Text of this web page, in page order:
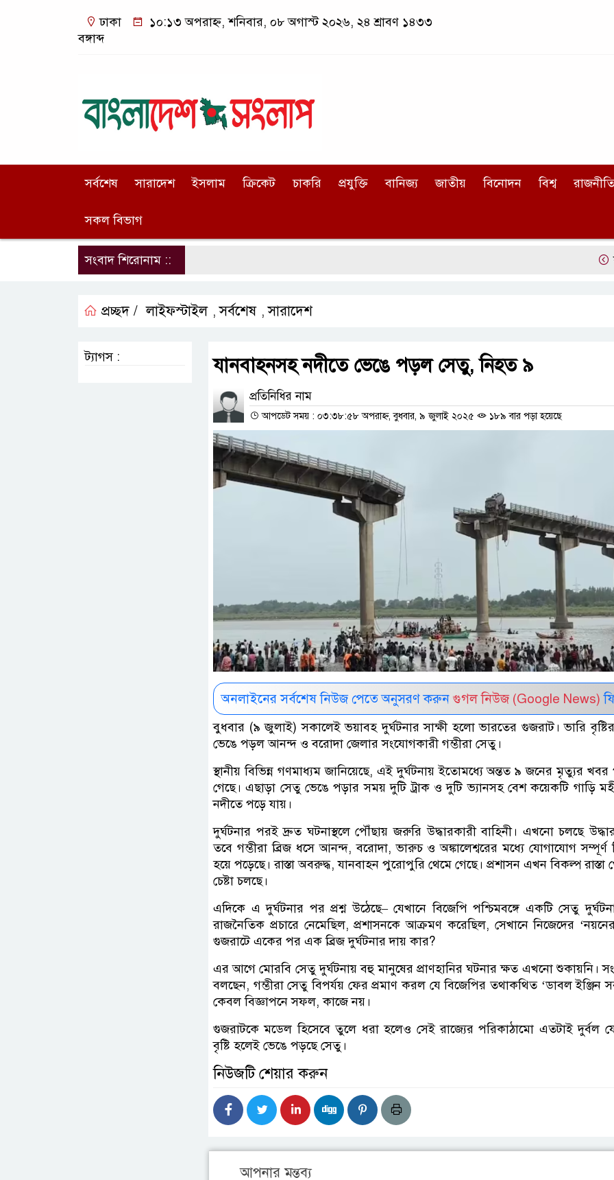
ঢাকা
১০:১৩ অপরাহ্ন, শনিবার, ০৮ অগাস্ট ২০২৬, ২৪ শ্রাবণ ১৪৩৩
বঙ্গাব্দ
সর্বশেষ সারাদেশ ইসলাম ক্রিকেট চাকরি প্রযুক্তি বানিজ্য জাতীয় বিনোদন বিশ্ব রাজনীতি
সকল বিভাগ
সংবাদ শিরোনাম ::
প্রচ্ছদ / লাইফস্টাইল ,সর্বশেষ ,সারাদেশ
যানবাহনসহ নদীতে ভেঙে পড়ল সেতু, নিহত ৯
প্রতিনিধির নাম
আপডেট সময় : ০৩:৩৮:৫৮ অপরাহ্ন, বুধবার, ৯ জুলাই ২০২৫ ১৮৯ বার পড়া হয়েছে
অনলাইনের সর্বশেষ নিউজ পেতে অনুসরণ করুন গুগল নিউজ (Google News)
বুধবার (৯ জুলাই) সকালেই ভয়াবহ দুর্ঘটনার সাক্ষী হলো ভারতের গুজরাট। ভারি
ভেঙে পড়ল আনন্দ ও বরোদা জেলার সংযোগকারী গম্ভীরা সেতু।
স্থানীয় বিভিন্ন গণমাধ্যম জানিয়েছে, এই দুর্ঘটনায় ইতোমধ্যে অন্তত ৯ জনের মৃত্যুর খবর
গেছে। এছাড়া সেতু ভেঙে পড়ার সময় দুটি ট্রাক ও দুটি ভ্যানসহ বেশ কয়েকটি গাড়ি
নদীতে পড়ে যায়।
দুর্ঘটনার পরই দ্রুত ঘটনাস্থলে পৌঁছায় জরুরি উদ্ধারকারী বাহিনী। এখনো চলছে
তবে গম্ভীরা ব্রিজ ধসে আনন্দ, বরোদা, ভারুচ ও অঙ্কালেশ্বরের মধ্যে যোগাযোগ সম্পূর্ণ
হয়ে পড়েছে। রাস্তা অবরুদ্ধ, যানবাহন পুরোপুরি থেমে গেছে। প্রশাসন এখন বিকল্প রাস্তা
চেষ্টা চলছে।
এদিকে এ দুর্ঘটনার পর প্রশ্ন উঠেছে– যেখানে বিজেপি পশ্চিমবঙ্গে একটি সেতু
রাজনৈতিক প্রচারে নেমেছিল, প্রশাসনকে আক্রমণ করেছিল, সেখানে নিজেদের
গুজরাটে একের পর এক ব্রিজ দুর্ঘটনার দায় কার?
এর আগে মোরবি সেতু দুর্ঘটনায় বহু মানুষের প্রাণহানির ঘটনার ক্ষত এখনো শুকায়নি।
বলছেন, গম্ভীরা সেতু বিপর্যয় ফের প্রমাণ করল যে বিজেপির তথাকথিত ‘ডাবল ইঞ্জিন
কেবল বিজ্ঞাপনে সফল, কাজে নয়।
গুজরাটকে মডেল হিসেবে তুলে ধরা হলেও সেই রাজ্যের পরিকাঠামো এতটাই দুর্বল
বৃষ্টি হলেই ভেঙে পড়ছে সেতু।
নিউজটি শেয়ার করুন
আপনার মন্তব্য
ট্যাগস :